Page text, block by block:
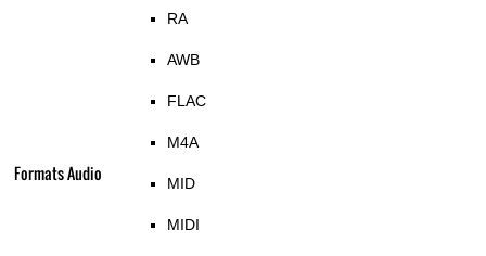
Formats Audio
RA
AWB
FLAC
M4A
MID
MIDI